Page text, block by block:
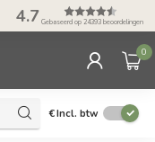
4.7 Gebaseerd op 24393 beoordelingen
0
€Incl. btw